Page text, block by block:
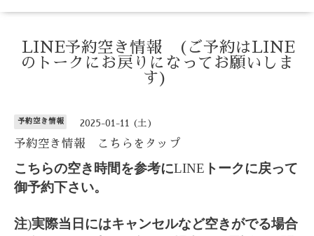
LINE予約空き情報 (ご予約はLINE
のトークにお戻りになってお願いしま
す)
予約空き情報 2025-01-11 (土)
予約空き情報 こちらをタップ
こちらの空き時間を参考にLINE トークに戻って
御予約下さい。
注)実際当日にはキャンセルなど空きがでる場合